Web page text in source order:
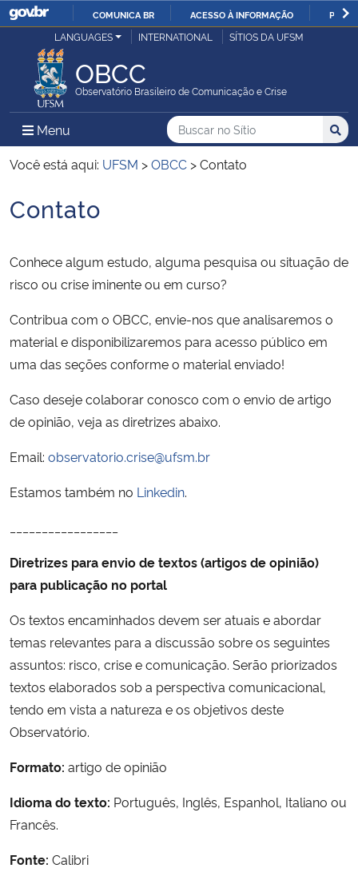
IR
COMUNICA BR ACESSO À INFORMAÇÃO
Ministério da Justiça e Segurança Pública
Ministério da Defesa
Ministério das Relações Exteriores
Ministério da Economia
Ministério da Agricultura, Pecuária e Abastecimento
Ministério da Educação
Ministério da Cidadania
Ministério de Minas e Energia
Ministério da Ciência, Tecnologia, Inovações e Comunicações
Ministério do Turismo
Ministério do Desenvolvimento Regional
Controladoria-Geral da União
Ministério da Mulher, da Família e dos Direitos Humanos
Secretaria de Governo
LANGUAGES INTERNATIONAL SÍTIOS DA UFSM
OBCC
Observatório Brasileiro de Comunicação e Crise
Menu Menu Principal do Sítio
Busca
Buscar no no Sítio
Busca:
Você está aqui: UFSM >OBCC >Contato
Início do conteúdo
Contato
Conhece algum estudo, alguma pesquisa ou situação de
risco ou crise iminente ou em curso?
Contribua com o OBCC, envie-nos que analisaremos o
material e disponibilizaremos para acesso público em
uma das seções conforme o material enviado!
Caso deseje colaborar conosco com o envio de artigo
de opinião, veja as diretrizes abaixo.
Email: observatorio.crise@ufsm.br
Estamos também no Linkedin.
Diretrizes para envio de textos (artigos de opinião)
para publicação no portal
Os textos encaminhados devem ser atuais e abordar
temas relevantes para a discussão sobre os seguintes
assuntos: risco, crise e comunicação. Serão priorizados
textos elaborados sob a perspectiva comunicacional,
tendo em vista a natureza e os objetivos deste
Observatório.
Formato: artigo de opinião
Idioma do texto: Português, Inglês, Espanhol, Italiano ou
Francês.
Fonte: Calibri